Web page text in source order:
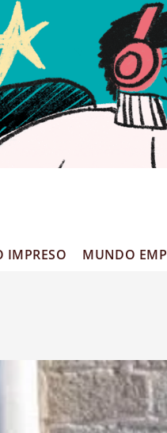
IMPRESO MUNDO